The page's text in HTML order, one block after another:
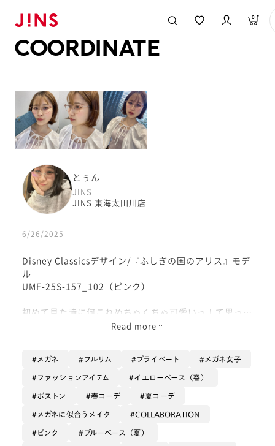
0
COORDINATE
とぅん
JINS
JINS 東海太田川店
6/26/2025
Disney Classicsデザイン/『ふしぎの国のアリス』モデ
ル
UMF-25S-157_102（ピンク）
初めて見た時に何これめちゃくちゃ可愛いっ！て思った
メガネです、、😳💕💕
うにもこもこしていたり、つるにお花が施されたりして
います！🌸
フレームの外側にアクセントがあるので求心顔の私でも
めちゃくちゃ掛けやすいです！
Read more
メガネ フルリム プライベート メガネ女子
ファッションアイテム イエローベース（春）
ボストン 春コーデ 夏コーデ
メガネに似合うメイク COLLABORATION
ピンク ブルーベース（夏）